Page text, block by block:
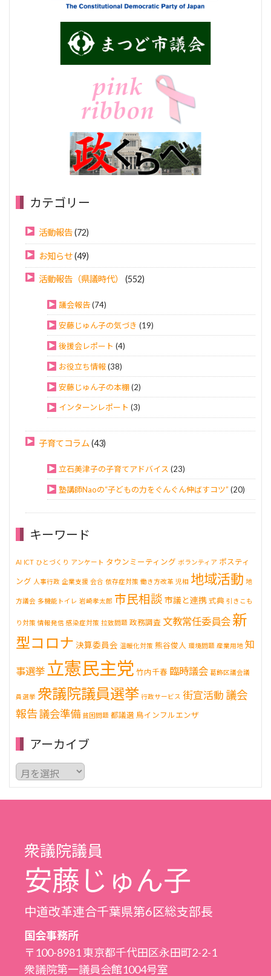
カテゴリー
活動報告(72)
お知らせ(49)
活動報告（県議時代） (552)
議会報告(74)
安藤じゅん子の気づき (19)
後援会レポート (4)
お役立ち情報(38)
安藤じゅん子の本棚(2)
インターンレポート (3)
子育てコラム (43)
立石美津子の子育てアドバイス (23)
塾講師Naoの“子どもの力をぐんぐん伸ばすコツ” (20)
キーワード
AI ICT ひとづくり アンケート タウンミーティング ボランティア ポスティ
ング 人事行政 企業支援 会合 依存症対策 働き方改革 児相 地域活動 地
方議会 多機能トイレ 岩崎孝太郎 市民相談 市議と連携 式典 引きこも
り対策 情報発信 感染症対策 拉致問題 政務調査 文教常任委員会 新
型コロナ 決算委員会 温暖化対策 熊谷俊人 環境問題 産業用地 知
事選挙 立憲民主党 竹内千春 臨時議会 葛飾区議会議
員選挙 衆議院議員選挙 行政サービス 街宣活動 議会
報告議会準備 貧困問題 都議選 鳥インフルエンザ
アーカイブ
ア
ー
カ
イ
衆議院議員
安藤じゅん子
中道改革連合千葉県第6区総支部長
国会事務所
〒100-8981 東京都千代田区永田町2-2-1
衆議院第一議員会館1004号室